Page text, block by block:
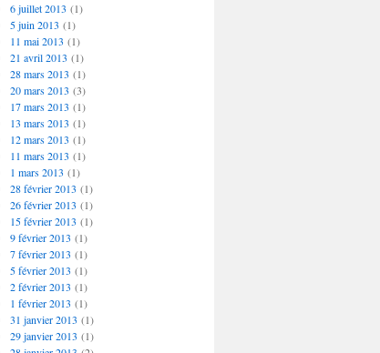
6 juillet 2013 (1)
5 juin 2013 (1)
11 mai 2013 (1)
21 avril 2013 (1)
28 mars 2013 (1)
20 mars 2013 (3)
17 mars 2013 (1)
13 mars 2013 (1)
12 mars 2013 (1)
11 mars 2013 (1)
1 mars 2013 (1)
28 février 2013 (1)
26 février 2013 (1)
15 février 2013 (1)
9 février 2013 (1)
7 février 2013 (1)
5 février 2013 (1)
2 février 2013 (1)
1 février 2013 (1)
31 janvier 2013 (1)
29 janvier 2013 (1)